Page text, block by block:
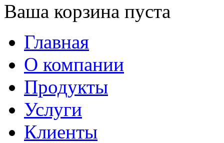
Ваша корзина пуста
Главная
О компании
Продукты
Услуги
Клиенты